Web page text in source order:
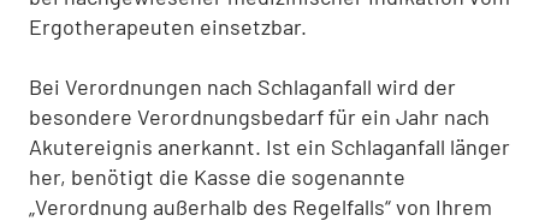
Ergotherapeuten einsetzbar.
Bei Verordnungen nach Schlaganfall wird der
besondere Verordnungsbedarf für ein Jahr nach
Akutereignis anerkannt. Ist ein Schlaganfall länger
her, benötigt die Kasse die sogenannte
„Verordnung außerhalb des Regelfalls“ von Ihrem